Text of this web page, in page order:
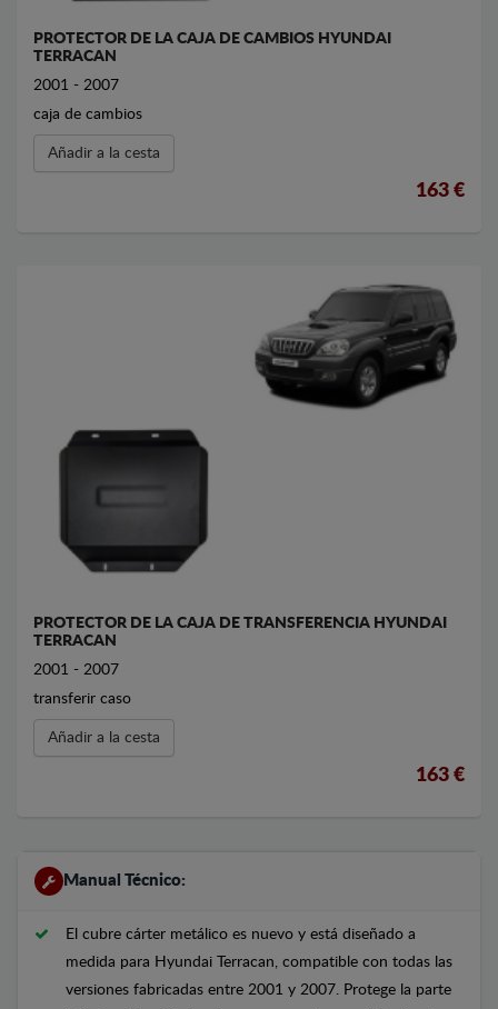
PROTECTOR DE LA CAJA DE CAMBIOS HYUNDAI
TERRACAN
2001 - 2007
caja de cambios
Añadir a la cesta
163 €
PROTECTOR DE LA CAJA DE TRANSFERENCIA HYUNDAI
TERRACAN
2001 - 2007
transferir caso
Añadir a la cesta
163 €
Manual Técnico:
El cubre cárter metálico es nuevo y está diseñado a
medida para Hyundai Terracan, compatible con todas las
versiones fabricadas entre 2001 y 2007. Protege la parte